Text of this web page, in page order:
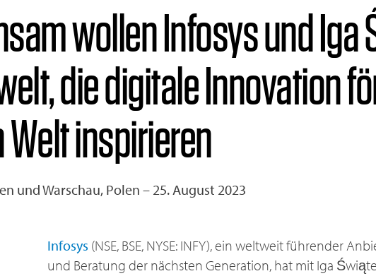
wollen Infosys und Iga
die digitale Innovation
inspirieren
und Warschau, Polen – 25. August 2023
Infosys (NSE, BSE, NYSE: INFY), ein weltweit führender
und Beratung der nächsten Generation, hat mit Iga